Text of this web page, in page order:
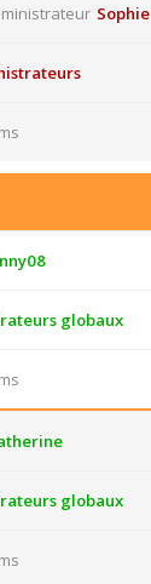
Sophie
globaux
globaux